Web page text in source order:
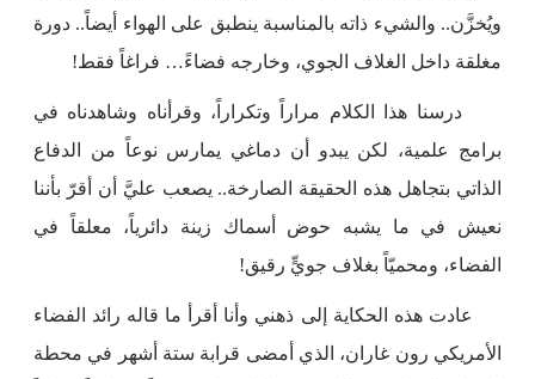
ويُخزَّن.. والشيء ذاته بالمناسبة ينطبق على الهواء أيضاً.. دورة
مغلقة داخل الغلاف الجوي، وخارجه فضاءً… فراغاً فقط!
درسنا هذا الكلام مراراً وتكراراً، وقرأناه وشاهدناه في
برامج علمية، لكن يبدو أن دماغي يمارس نوعاً من الدفاع
الذاتي بتجاهل هذه الحقيقة الصارخة.. يصعب عليَّ أن أقرّ بأننا
نعيش في ما يشبه حوض أسماك زينة دائرياً، معلقاً في
الفضاء، ومحميّاً بغلاف جويٍّ رقيق!
عادت هذه الحكاية إلى ذهني وأنا أقرأ ما قاله رائد الفضاء
الأمريكي رون غاران، الذي أمضى قرابة ستة أشهر في محطة